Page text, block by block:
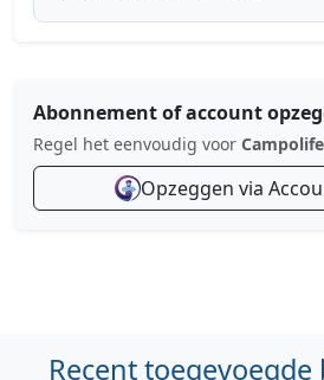
Abonnement of account
Regel het eenvoudig voor Campolife
Opzeggen via
Recent